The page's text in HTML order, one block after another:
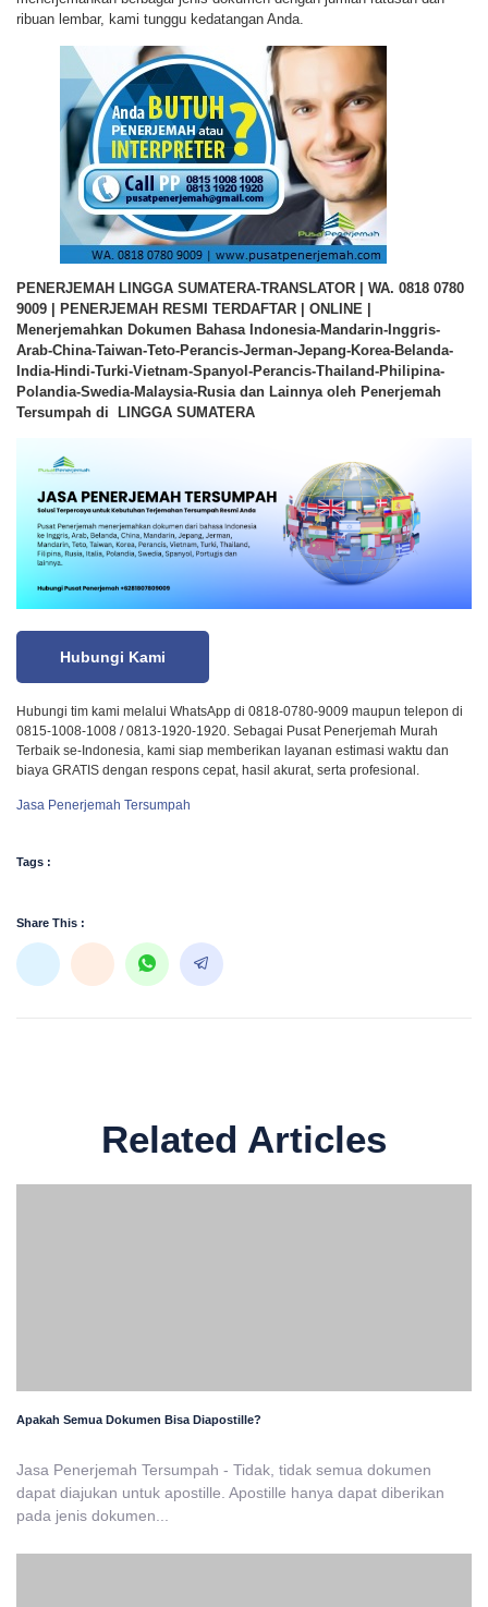
ribuan lembar, kami tunggu kedatangan Anda.
PENERJEMAH LINGGA SUMATERA-TRANSLATOR | WA. 0818 0780
9009 | PENERJEMAH RESMI TERDAFTAR | ONLINE |
Menerjemahkan Dokumen Bahasa Indonesia-Mandarin-Inggris-
Arab-China-Taiwan-Teto-Perancis-Jerman-Jepang-Korea-Belanda-
India-Hindi-Turki-Vietnam-Spanyol-Perancis-Thailand-Philipina-
Polandia-Swedia-Malaysia-Rusia dan Lainnya oleh Penerjemah
Tersumpah di LINGGA SUMATERA
Hubungi Kami
Hubungi tim kami melalui WhatsApp di 0818-0780-9009 maupun telepon di
0815-1008-1008 / 0813-1920-1920. Sebagai Pusat Penerjemah Murah
Terbaik se-Indonesia, kami siap memberikan layanan estimasi waktu dan
biaya GRATIS dengan respons cepat, hasil akurat, serta profesional.
Jasa Penerjemah Tersumpah
Tags :
Share This :
Related Articles
Apakah Semua Dokumen Bisa Diapostille?
Jasa Penerjemah Tersumpah - Tidak, tidak semua dokumen
dapat diajukan untuk apostille. Apostille hanya dapat diberikan
pada jenis dokumen...